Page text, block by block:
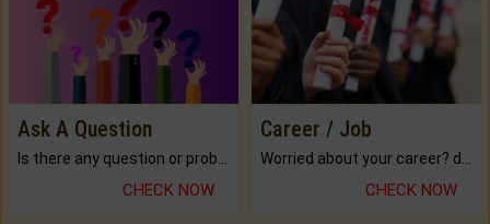
Ask A Question
Is there any question or problem lingering.
CHECK NOW
Career / Job
Worried about your career? don't know what is.
CHECK NOW